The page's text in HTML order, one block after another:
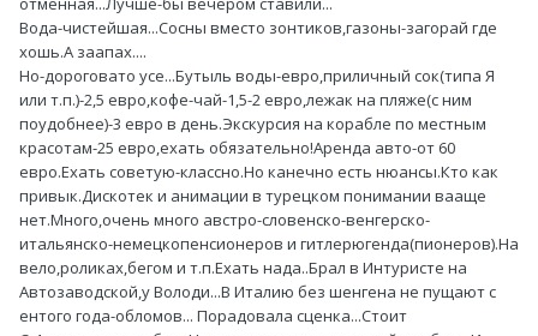
Вода-чистейшая...Сосны вместо зонтиков,газоны-загорай где
хошь.А заапах....
Но-дороговато усе...Бутыль воды-евро,приличный сок(типа Я
или т.п.)-2,5 евро,кофе-чай-1,5-2 евро,лежак на пляже(с ним
поудобнее)-3 евро в день.Экскурсия на корабле по местным
красотам-25 евро,ехать обязательно!Аренда авто-от 60
евро.Ехать советую-классно.Но канечно есть нюансы.Кто как
привык.Дискотек и анимации в турецком понимании вааще
нет.Много,очень много австро-словенско-венгерско-
итальянско-немецкопенсионеров и гитлерюгенда(пионеров).На
вело,роликах,бегом и т.п.Ехать нада..Брал в Интуристе на
Автозаводской,у Володи...В Италию без шенгена не пущают с
ентого года-обломов... Порадовала сценка...Стоит